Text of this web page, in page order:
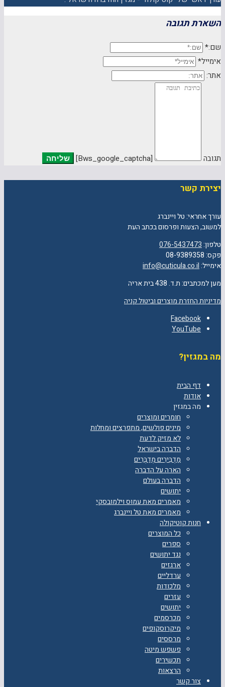
השארת תגובה
שם:*
אימייל*
אתר:
תגובה [bws_google_captcha]
יצירת קשר
עורך אחראי: טל ויינברג
למשוב, הצעות ופרסום בכתב העת
טלפון:076-5437473
פקס: 08-9389358
אימייל:info@cuticula.co.il
מען למכתבים: ת.ד. 438 בית אריה
מדיניות החזרת מוצרים וביטול קניה
Facebook
YouTube
מה במגזין?
דף הבית
אודות
מה במגזין
חומרים ומוצרים
מינים פולשים, מתפרצים ומחלות
לא מזיק לדעת
הדברה בישראל
מַדְבִּירִים מְדַבְּרִים
הארה על הדברה
הדברה בעולם
יתושים
מאמרים מאת עמוס וילמובסקי
מאמרים מאת טל ויינברג
חנות קוטיקולה
כל המוצרים
ספרים
נגד יתושים
ארגזים
ערדליים
מלכודות
עזרים
יתושים
מכרסמים
מיקרוסקופים
מרססים
פשפש מיטה
תכשירים
הרצאות
צור קשר